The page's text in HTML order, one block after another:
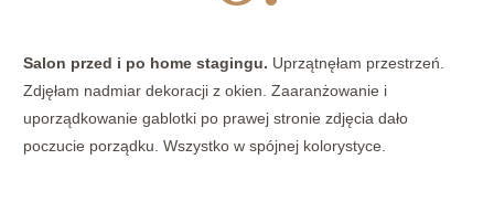
Salon przed i po home stagingu. Uprzątnęłam przestrzeń.
Zdjęłam nadmiar dekoracji z okien. Zaaranżowanie i
uporządkowanie gablotki po prawej stronie zdjęcia dało
poczucie porządku. Wszystko w spójnej kolorystyce.